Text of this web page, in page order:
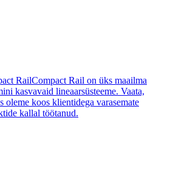
RailCompact Rail on üks maailma
kasvavaid lineaarsüsteeme. Vaata,
oleme koos klientidega varasemate
kallal töötanud.